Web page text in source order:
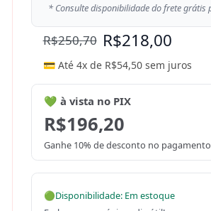
* Consulte disponibilidade do frete grátis
R$250,70 R$218,00
💳 Até 4x de R$54,50sem juros
💚 à vista no PIX
R$196,20
Ganhe 10% de desconto no pagamento
🟢Disponibilidade: Em estoque